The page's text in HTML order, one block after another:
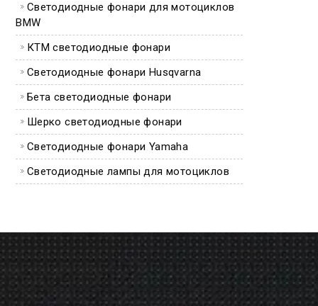
Светодиодные фонари для мотоциклов
BMW
КТМ светодиодные фонари
Светодиодные фонари Husqvarna
Бета светодиодные фонари
Шерко светодиодные фонари
Светодиодные фонари Yamaha
Светодиодные лампы для мотоциклов